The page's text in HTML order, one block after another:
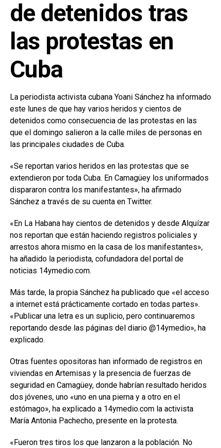
de detenidos tras
las protestas en
Cuba
La periodista activista cubana Yoani Sánchez ha informado
este lunes de que hay varios heridos y cientos de
detenidos como consecuencia de las protestas en las
que el domingo salieron a la calle miles de personas en
las principales ciudades de Cuba.
«Se reportan varios heridos en las protestas que se
extendieron por toda Cuba. En Camagüey los uniformados
dispararon contra los manifestantes», ha afirmado
Sánchez a través de su cuenta en Twitter.
«En La Habana hay cientos de detenidos y desde Alquízar
nos reportan que están haciendo registros policiales y
arrestos ahora mismo en la casa de los manifestantes»,
ha añadido la periodista, cofundadora del portal de
noticias 14ymedio.com.
Más tarde, la propia Sánchez ha publicado que «el acceso
a internet está prácticamente cortado en todas partes».
«Publicar una letra es un suplicio, pero continuaremos
reportando desde las páginas del diario @14ymedio», ha
explicado.
Otras fuentes opositoras han informado de registros en
viviendas en Artemisas y la presencia de fuerzas de
seguridad en Camagüey, donde habrían resultado heridos
dos jóvenes, uno «uno en una pierna y a otro en el
estómago», ha explicado a 14ymedio.com la activista
María Antonia Pachecho, presente en la protesta.
«Fueron tres tiros los que lanzaron a la población. No